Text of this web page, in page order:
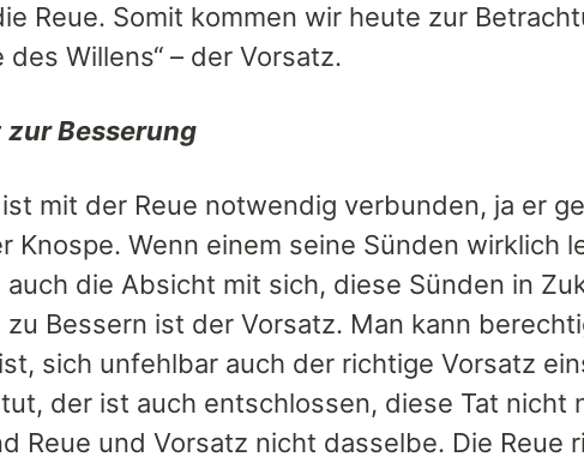
Reue. Somit kommen wir heute zur
des Willens“ – der Vorsatz.
zur Besserung
mit der Reue notwendig verbunden, ja er
Knospe. Wenn einem seine Sünden wirklich
auch die Absicht mit sich, diese Sünden in
Bessern ist der Vorsatz. Man kann
sich unfehlbar auch der richtige Vorsatz
der ist auch entschlossen, diese Tat nicht
Reue und Vorsatz nicht dasselbe. Die Reue